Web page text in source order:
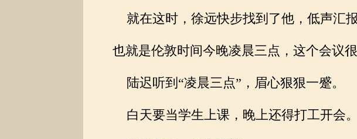
就在这时，徐远快步找到了他，低声汇
也就是伦敦时间今晚凌晨三点，这个会议
陆迟听到“凌晨三点”，眉心狠狠一蹙。
白天要当学生上课，晚上还得打工开会。